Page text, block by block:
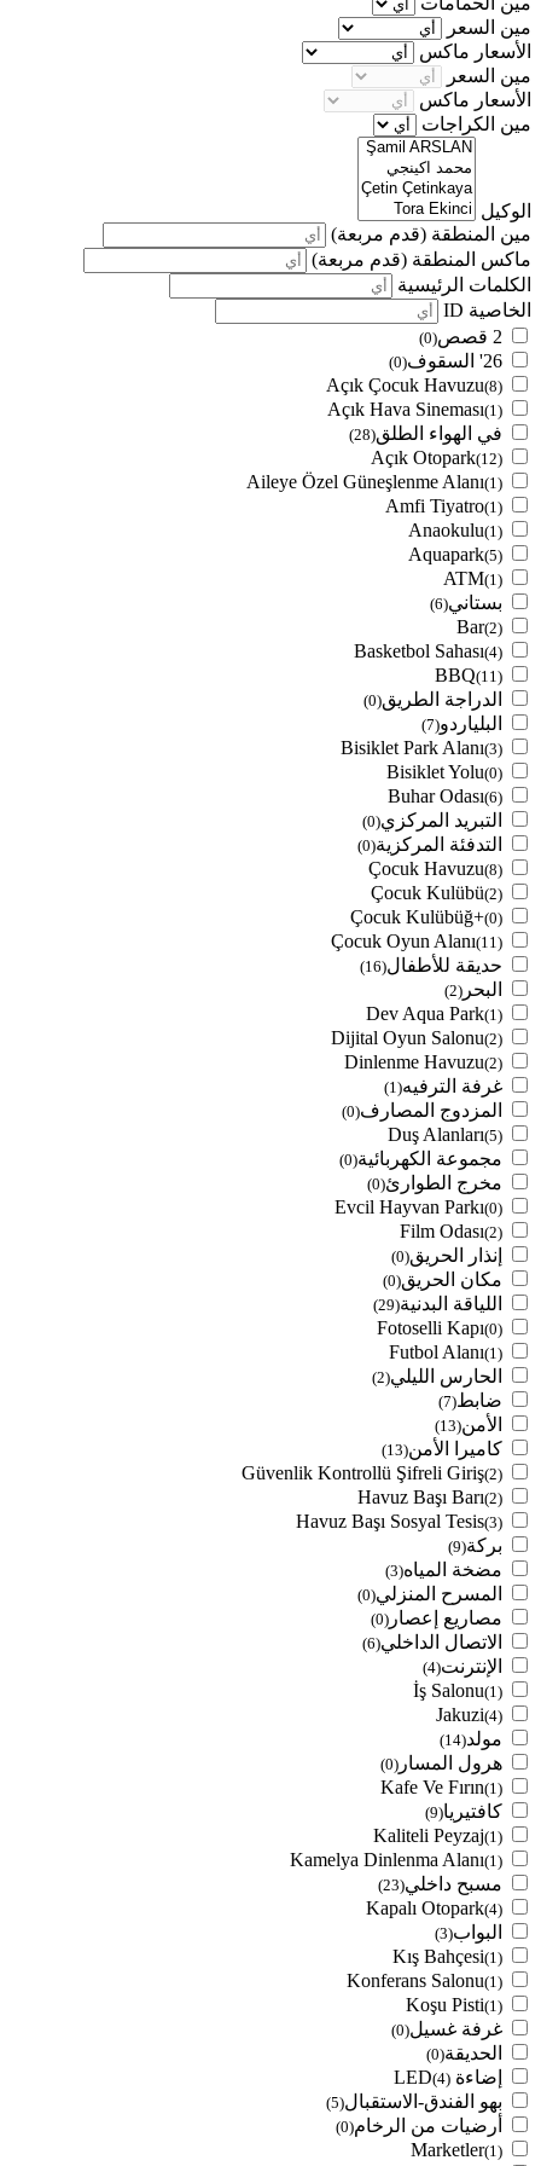
مين السعر
الأسعار ماكس
مين السعر
الأسعار ماكس
مين الكراجات
الوكيل
مين المنطقة (قدم مربعة)
ماكس المنطقة (قدم مربعة)
الكلمات الرئيسية
الخاصية ID
2 قصص
(0)
26' السقوف (0)
Açık Çocuk Havuzu(8)
Açık Hava Sineması(1)
في الهواء الطلق(28)
Açık Otopark(12)
Aileye Özel Güneşlenme Alanı(1)
Amfi Tiyatro(1)
Anaokulu(1)
Aquapark(5)
ATM(1)
بستاني(6)
Bar(2)
Basketbol Sahası(4)
BBQ(11)
الدراجة الطريق(0)
البلياردو(7)
Bisiklet Park Alanı(3)
Bisiklet Yolu(0)
Buhar Odası(6)
التبريد المركزي(0)
التدفئة المركزية(0)
Çocuk Havuzu(8)
Çocuk Kulübü(2)
Çocuk Kulübüğ+(0)
Çocuk Oyun Alanı(11)
حديقة للأطفال(16)
البحر (2)
Dev Aqua Park(1)
Dijital Oyun Salonu(2)
Dinlenme Havuzu(2)
غرفة الترفيه(1)
المزدوج المصارف(0)
Duş Alanları(5)
مجموعة الكهربائية(0)
مخرج الطوارئ(0)
Evcil Hayvan Parkı(0)
Film Odası(2)
إنذار الحريق(0)
مكان الحريق(0)
اللياقة البدنية(29)
Fotoselli Kapı(0)
Futbol Alanı(1)
الحارس الليلي(2)
ضابط(7)
الأمن(13)
كاميرا الأمن(13)
Güvenlik Kontrollü Şifreli Giriş(2)
Havuz Başı Barı(2)
Havuz Başı Sosyal Tesis(3)
بركة(9)
مضخة المياه(3)
المسرح المنزلي(0)
مصاريع إعصار (0)
الاتصال الداخلي(6)
الإنترنت(4)
İş Salonu(1)
Jakuzi(4)
مولد(14)
هرول المسار (0)
Kafe Ve Fırın(1)
كافتيريا(9)
Kaliteli Peyzaj(1)
Kamelya Dinlenma Alanı(1)
مسبح داخلي(23)
Kapalı Otopark(4)
البواب(3)
Kış Bahçesi(1)
Konferans Salonu(1)
Koşu Pisti(1)
غرفة غسيل(0)
الحديقة(0)
إضاءة LED (4)
بهو الفندق-الاستقبال(5)
أرضيات من الرخام(0)
Marketler(1)